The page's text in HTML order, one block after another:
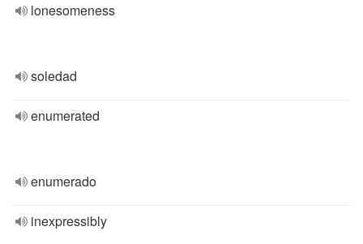
lonesomeness
soledad
enumerated
enumerado
inexpressibly